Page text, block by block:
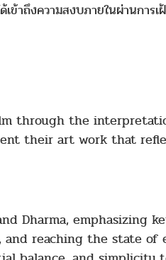
ข้าถึงความสงบภายในผ่านการ
through the
their art work that
Dharma, emphasizing
reaching the state of